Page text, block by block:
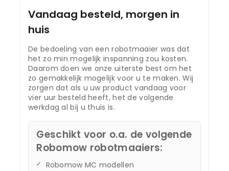
Vandaag besteld, morgen in
huis
De bedoeling van een robotmaaier was dat
het zo min mogelijk inspanning zou kosten.
Daarom doen we onze uiterste best om het
zo gemakkelijk mogelijk voor u te maken. Wij
zorgen dat als u uw product vandaag voor
vier uur besteld heeft, het de volgende
werkdag al bij u thuis is.
Geschikt voor o.a. de volgende
Robomow robotmaaiers:
Robomow MC modellen